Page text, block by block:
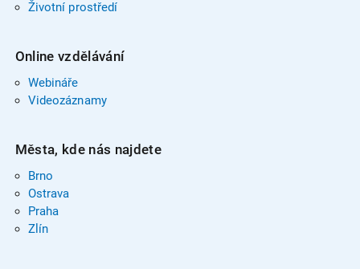
Životní prostředí
Online vzdělávání
Webináře
Videozáznamy
Města, kde nás najdete
Brno
Ostrava
Praha
Zlín